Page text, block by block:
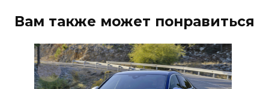
Вам также может понравиться